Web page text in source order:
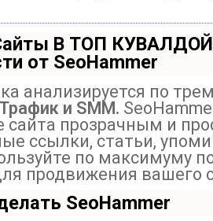
В ТОП
от SeoHammer
анализируется по
и SMM.
сайта прозрачным и
ссылки, статьи,
по максимуму
продвижения вашего
SeoHammer